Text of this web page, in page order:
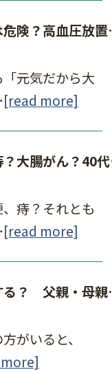
自覚症状なし
元気だから大
[read more]
血便の
痔？それとも
[read more]
糖尿病は遺
がいると、